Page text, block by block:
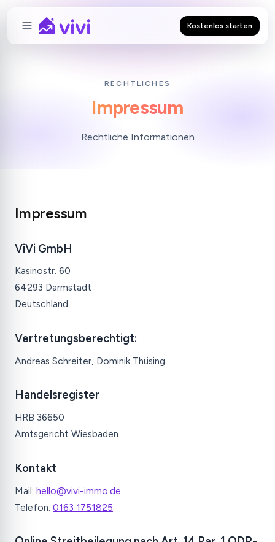
Kostenlos starten
RECHTLICHES
Impressum
Rechtliche Informationen
Impressum
ViVi GmbH
Kasinostr. 60
64293 Darmstadt
Deutschland
Vertretungsberechtigt:
Andreas Schreiter, Dominik Thüsing
Handelsregister
HRB 36650
Amtsgericht Wiesbaden
Kontakt
Mail: hello@vivi-immo.de
Telefon: 0163 1751825